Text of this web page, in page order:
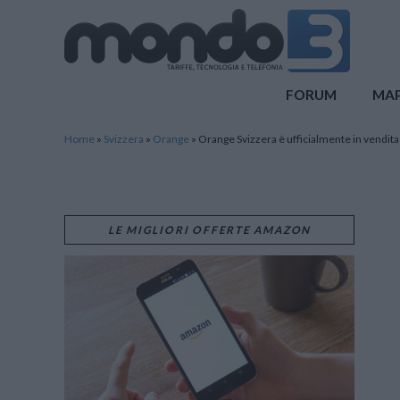
FORUM
Home » Svizzera » Orange » Orange Svizzera è ufficialmente in vendita
LE MIGLIORI OFFERTE AMAZON